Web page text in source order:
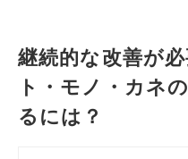
継続的な改善が
ト・モノ・カネ
るには？